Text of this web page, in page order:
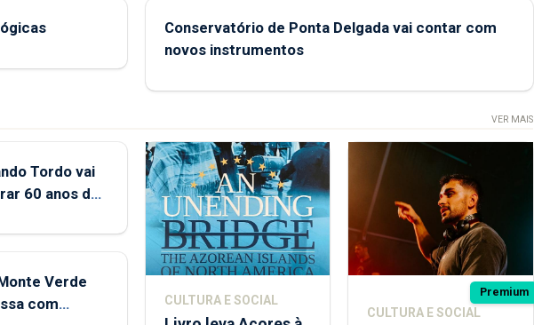
Conservatório de Ponta Delgada vai contar com
novos instrumentos
VER MAIS
Tordo vai
60 anos de
Verde
com
CULTURA E SOCIAL
Premium
CULTURA E SOCIAL